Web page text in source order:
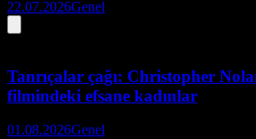
22.07.2026Genel
Tanrıçalar çağı: Christopher
filmindeki efsane kadınlar
01.08.2026Genel